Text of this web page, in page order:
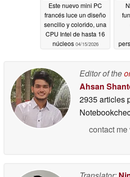
Este nuevo mini PC
francés luce un diseño
sencillo y colorido, una
CPU Intel de hasta 16
núcleos 04/15/2026
Editor of the
Ahsan
2935 articles
contact me